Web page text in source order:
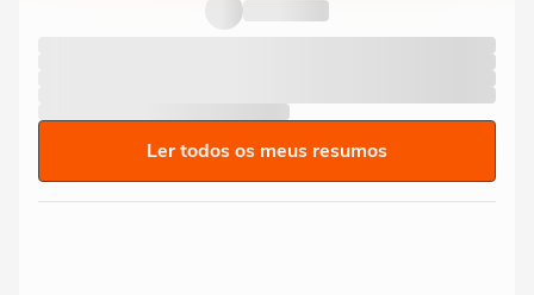
Ler todos os meus resumos